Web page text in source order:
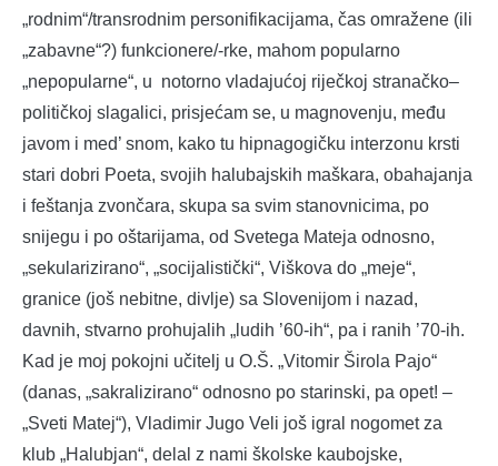
„rodnim“/transrodnim personifikacijama, čas omražene (ili
„zabavne“?) funkcionere/-rke, mahom popularno
„nepopularne“, u notorno vladajućoj riječkoj stranačko–
političkoj slagalici, prisjećam se, u magnovenju, među
javom i med’ snom, kako tu hipnagogičku interzonu krsti
stari dobri Poeta, svojih halubajskih maškara, obahajanja
i feštanja zvončara, skupa sa svim stanovnicima, po
snijegu i po oštarijama, od Svetega Mateja odnosno,
„sekularizirano“, „socijalistički“, Viškova do „meje“,
granice (još nebitne, divlje) sa Slovenijom i nazad,
davnih, stvarno prohujalih „ludih ’60-ih“, pa i ranih ’70-ih.
Kad je moj pokojni učitelj u O.Š. „Vitomir Širola Pajo“
(danas, „sakralizirano“ odnosno po starinski, pa opet! –
„Sveti Matej“), Vladimir Jugo Veli još igral nogomet za
klub „Halubjan“, delal z nami školske kaubojske,